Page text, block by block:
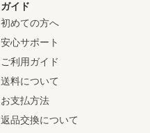
ガイド
初めての方へ
安心サポート
ご利用ガイド
送料について
お支払方法
返品交換について